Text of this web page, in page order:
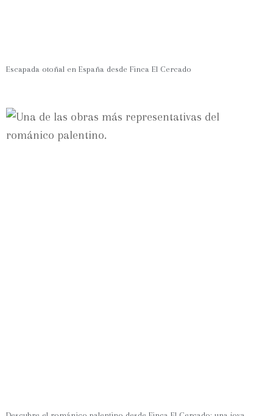
Escapada otoñal en España desde Finca El Cercado